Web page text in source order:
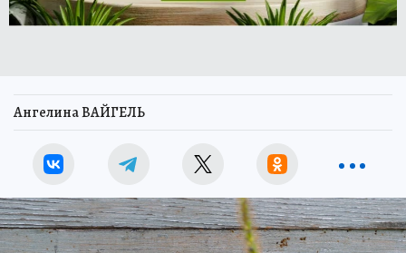
Ангелина ВАЙГЕЛЬ